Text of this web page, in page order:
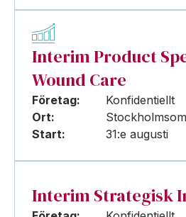
Interim Product
Wound Care
Företag:
Konfidentiellt
Ort:
Start:
31:e augusti
Interim Strategisk